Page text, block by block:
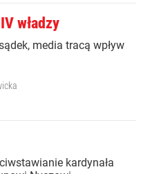
władzy
media tracą wpływ
kardynała